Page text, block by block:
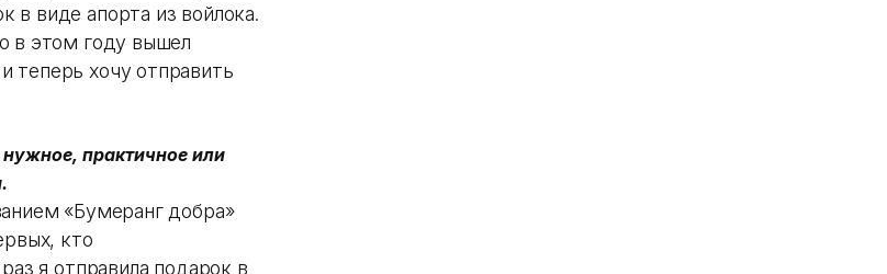
в виде апорта из войлока.
в этом году вышел
теперь хочу отправить
практичное или
«Бумеранг добра»
кто
я отправила подарок в